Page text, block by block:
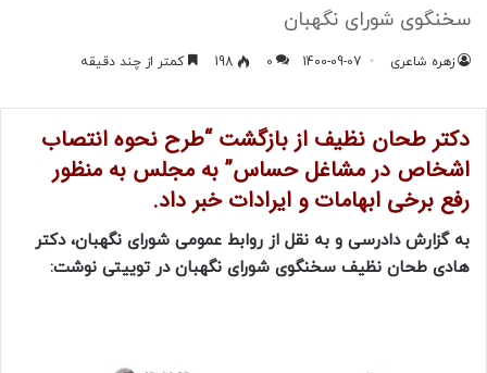
سخنگوی شورای نگهبان
زهره شاعری 1400-09-07
0
198 کمتر از چند دقیقه
دکتر طحان نظیف از بازگشت “طرح نحوه انتصاب
اشخاص در مشاغل حساس” به مجلس به منظور
رفع برخی ابهامات و ایرادات خبر داد.
به گزارش دادرسی و به نقل از روابط عمومی شورای نگهبان، دکتر
هادی طحان نظیف سخنگوی شورای نگهبان در توییتی نوشت: